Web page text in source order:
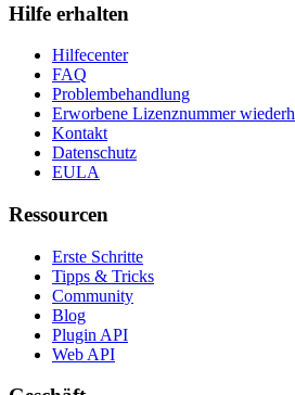
Hilfe erhalten
Hilfecenter
FAQ
Problembehandlung
Erworbene Lizenznummer
Kontakt
Datenschutz
EULA
Ressourcen
Erste Schritte
Tipps & Tricks
Community
Blog
Plugin API
Web API